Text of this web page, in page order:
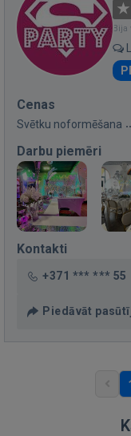
Bija
Cenas
Svētku noformēšana
Darbu piemēri
Kontakti
+371 *** *** 55
Piedāvāt